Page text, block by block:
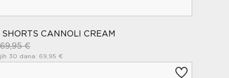
CANNOLI CREAM
69,95 €
30 dana: 69,95 €